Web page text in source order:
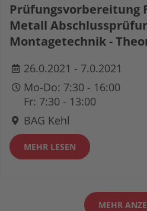
Prüfungsvorbereitung
Metall
Montagetechnik -
26.0.2021 - 7.0.2021
Mo-Do: 7:30 - 16:00
Fr: 7:30 - 13:00
BAG Kehl
MEHR LESEN
MEHR